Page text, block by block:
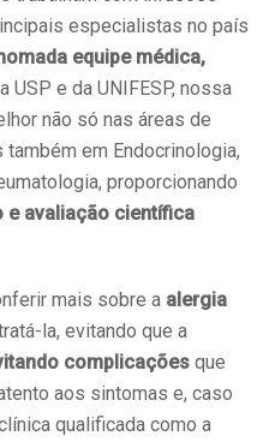
especialistas no país
equipe médica,
e da UNIFESP, nossa
não só nas áreas de
em Endocrinologia,
proporcionando
e avaliação científica
mais sobre a alergia
la, evitando que a
complicações que
aos sintomas e, caso
qualificada como a